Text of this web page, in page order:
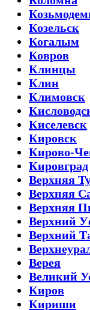
Козельск
Когалым
Ковров
Клинцы
Клин
Климовск
Киселевск
Кировск
Кирово-
Кировград
Верхняя
Верхняя
Верхняя
Верхний
Верхний
Верея
Великий
Киров
Кириши